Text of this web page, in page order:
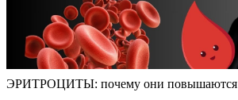
ЭРИТРОЦИТЫ: почему они повышаются